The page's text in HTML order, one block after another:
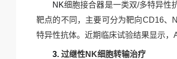
NK细胞接合器是一类双/多特异性
靶点的不同，主要可分为靶向CD16、
特异性抗体。近期临床试验结果显示，
3. 过继性NK细胞转输治疗